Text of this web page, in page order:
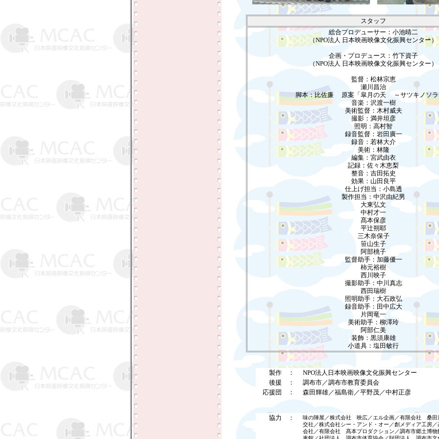
スタッフ
総合プロデューサー：小池晴二
（NPO法人 日本映画映像文化振興センター）
企画・プロデュース：竹下資子
（NPO法人 日本映画映像文化振興センター）
監督：松林宗恵
瀬川昌治
脚本：比佐廉 原案「皐月の天 ～サツキノソラ
音楽：沢渡一樹
美術監督：木村威夫
撮影：満井坦彦
照明：高村智
録音監督：岩田廣一
録音：若林大介
美術：林隆
編集：宮武由衣
記録：佐々木恵梨
整音：吉田拓史
効果：山田良平
仕上げ担当：小島透
製作担当：中沢由紀男
大東弘文
中村才一
髙本保彦
平辻朔耶
三木奈保子
笹山生子
阿部桃子
監督助手：加藤優一
柿元裕樹
西川映子
撮影助手：中川真志
西田瑞樹
照明助手：大石政弘
録音助手：田中広大
片岡竜一
美術助手：柳澤玲
阿部仁美
装飾：黒須康雄
小道具：塩田敏行
製作 ：
NPO法人日本映画映像文化振興センター
後援 ：
調布市／調布市教育委員会
応援団 ：
森田輝雄／福島衛／平野茂／中村正彦
協力 ：
味の陣屋／株式会社 映広／エル企画／有限会社 桑
交社／株式会社シー・アンド・オー／創メディア工房
会社／有限会社 髙本プロダクション／調布市郷土博物